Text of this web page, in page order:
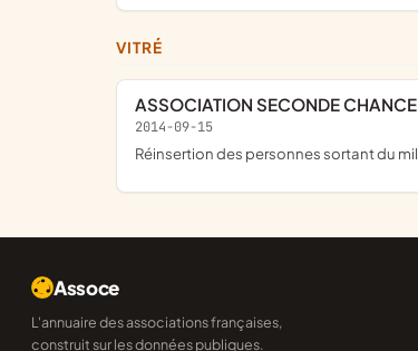
VITRÉ
ASSOCIATION SECONDE CHANCE
2014-09-15
réinsertion des personnes sortant du
Assoce
L'annuaire des associations françaises,
construit sur les données publiques.